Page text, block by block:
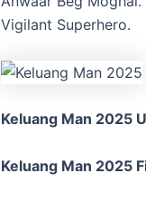
Vigilant Superhero.
Keluang Man 2025
Keluang Man 2025